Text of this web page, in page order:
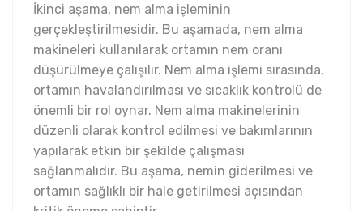
İkinci aşama, nem alma işleminin
gerçekleştirilmesidir. Bu aşamada, nem alma
makineleri kullanılarak ortamın nem oranı
düşürülmeye çalışılır. Nem alma işlemi sırasında,
ortamın havalandırılması ve sıcaklık kontrolü de
önemli bir rol oynar. Nem alma makinelerinin
düzenli olarak kontrol edilmesi ve bakımlarının
yapılarak etkin bir şekilde çalışması
sağlanmalıdır. Bu aşama, nemin giderilmesi ve
ortamın sağlıklı bir hale getirilmesi açısından